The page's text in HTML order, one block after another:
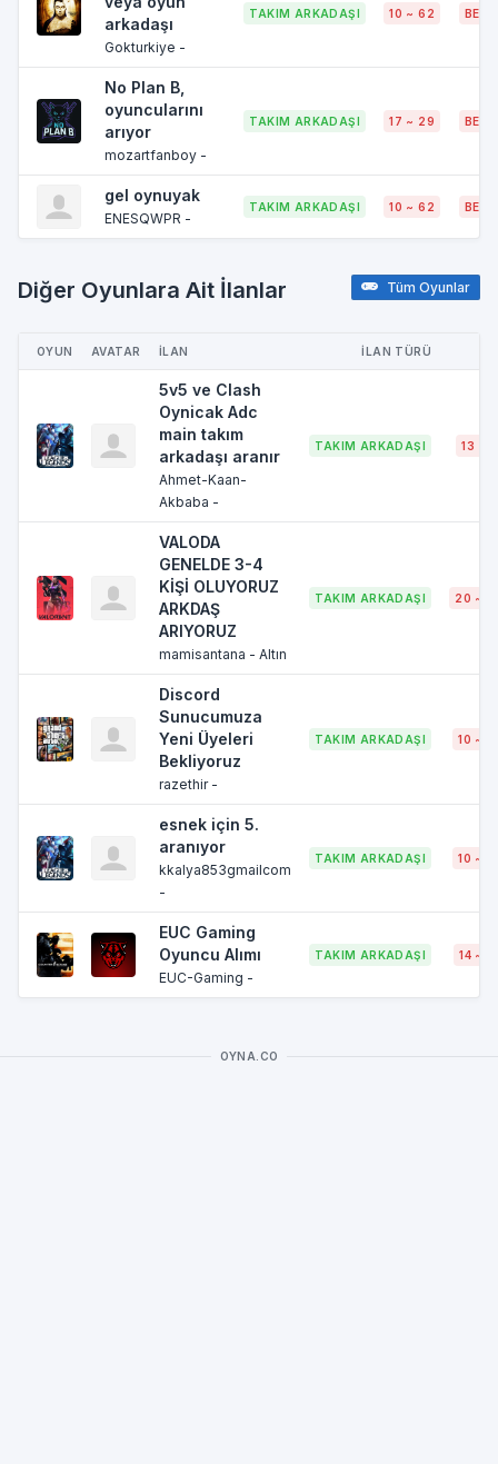
arkadaşı
Gokturkiye -
TAKIM ARKADAŞI 10 ~ 62
No Plan B,
oyuncularını
arıyor
mozartfanboy -
TAKIM ARKADAŞI 17 ~ 29
gel oynuyak
ENESQWPR -
TAKIM ARKADAŞI 10 ~ 62
Diğer Oyunlara Ait İlanlar Tüm Oyunlar
OYUN AVATAR İLAN İLAN TÜRÜ
5v5 ve Clash
Oynicak Adc
main takım
arkadaşı aranır
Ahmet-Kaan-
Akbaba -
TAKIM ARKADAŞI 13 ~
VALODA
GENELDE 3-4
KİŞİ OLUYORUZ
ARKDAŞ
ARIYORUZ
mamisantana - Altın
TAKIM ARKADAŞI 20 ~
Discord
Sunucumuza
Yeni Üyeleri
Bekliyoruz
razethir -
TAKIM ARKADAŞI 10 ~
esnek için 5.
aranıyor
kkalya853gmailcom
-
TAKIM ARKADAŞI 10 ~
EUC Gaming
Oyuncu Alımı
EUC-Gaming -
TAKIM ARKADAŞI 14 ~
OYNA.CO